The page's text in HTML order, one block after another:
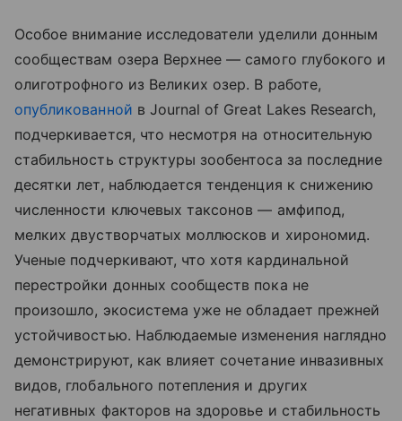
Особое внимание исследователи уделили донным
сообществам озера Верхнее — самого глубокого и
олиготрофного из Великих озер. В работе,
опубликованной в Journal of Great Lakes Research,
подчеркивается, что несмотря на относительную
стабильность структуры зообентоса за последние
десятки лет, наблюдается тенденция к снижению
численности ключевых таксонов — амфипод,
мелких двустворчатых моллюсков и хирономид.
Ученые подчеркивают, что хотя кардинальной
перестройки донных сообществ пока не
произошло, экосистема уже не обладает прежней
устойчивостью. Наблюдаемые изменения наглядно
демонстрируют, как влияет сочетание инвазивных
видов, глобального потепления и других
негативных факторов на здоровье и стабильность